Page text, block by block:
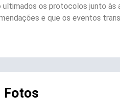
os protocolos junto às
e que os eventos
Fotos